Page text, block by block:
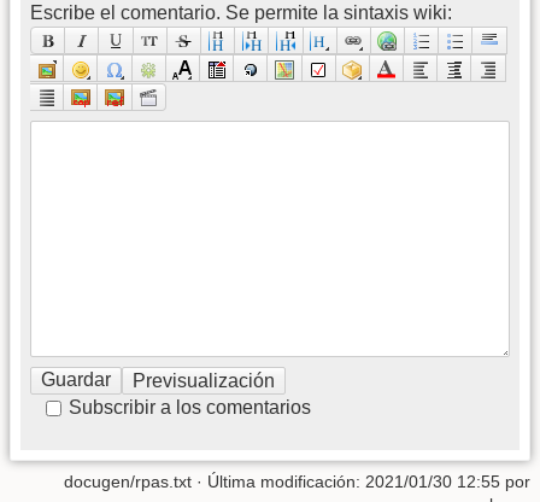
Escribe el comentario. Se permite la sintaxis wiki:
Subscribir a los comentarios
docugen/rpas.txt · Última modificación: 2021/01/30 12:55 por